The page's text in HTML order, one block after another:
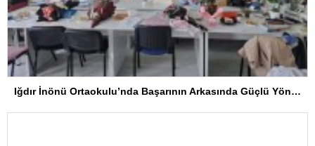
Iğdır İnönü Ortaokulu’nda Başarının Arkasında Güçlü Yönetim ve Özverili Eğitim Kadrosu Bulunuyor